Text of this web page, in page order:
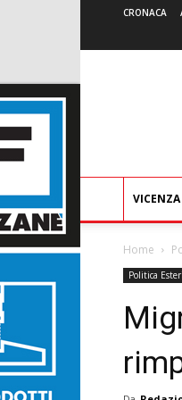
CRONACA
VICENZA
Home
Politica Esteri